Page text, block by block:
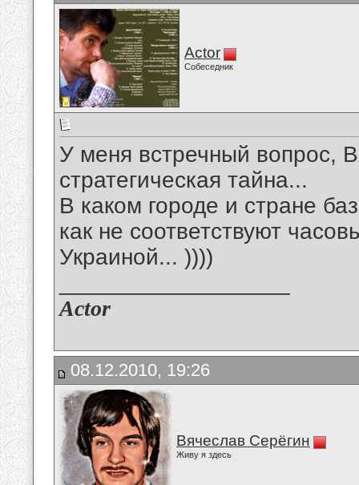
Actor
Собеседник
У меня встречный вопрос,
стратегическая тайна...
В каком городе и стране
как не соответствуют
Украиной... ))))
Actor
08.12.2010, 19:26
Вячеслав Серёгин
Живу я здесь